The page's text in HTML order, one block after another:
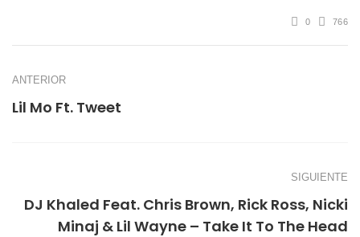
0 766
ANTERIOR
Lil Mo Ft. Tweet
SIGUIENTE
DJ Khaled Feat. Chris Brown, Rick Ross, Nicki
Minaj & Lil Wayne – Take It To The Head